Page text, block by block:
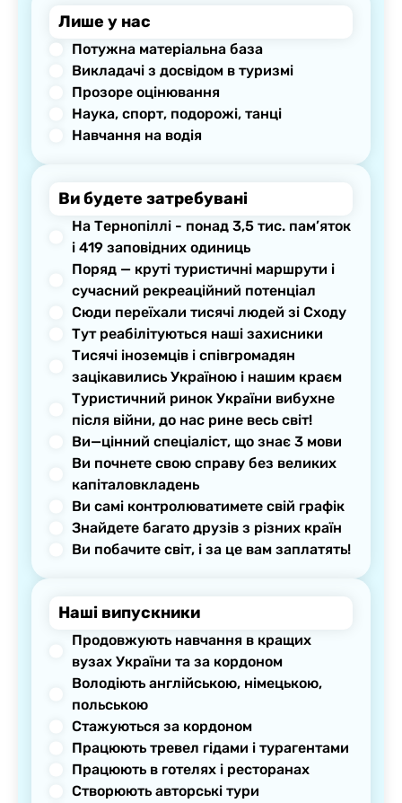
Лише у нас
Потужна матеріальна база
Викладачі з досвідом в туризмі
Прозоре оцінювання
Наука, спорт, подорожі, танці
Навчання на водія
Ви будете затребувані
На Тернопіллі - понад 3,5 тис. пам’яток
і 419 заповідних одиниць
Поряд — круті туристичні маршрути і
сучасний рекреаційний потенціал
Сюди переїхали тисячі людей зі Сходу
Тут реабілітуються наші захисники
Тисячі іноземців і співгромадян
зацікавились Україною і нашим краєм
Туристичний ринок України вибухне
після війни, до нас рине весь світ!
Ви—цінний спеціаліст, що знає 3 мови
Ви почнете свою справу без великих
капіталовкладень
Ви самі контролюватимете свій графік
Знайдете багато друзів з різних країн
Ви побачите світ, і за це вам заплатять!
Наші випускники
Продовжують навчання в кращих
вузах України та за кордоном
Володіють англійською, німецькою,
польською
Стажуються за кордоном
Працюють тревел гідами і турагентами
Працюють в готелях і ресторанах
Створюють авторські тури